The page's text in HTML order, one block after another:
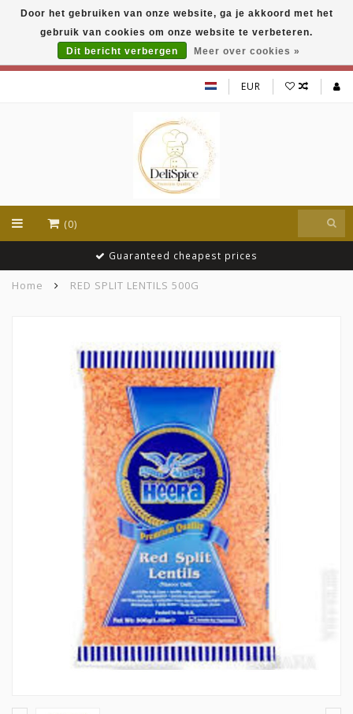
DeliSpice is your online Indian grocery shop with
exclusive brands like Daawat, Suhana, DeliSpice
and many more !!!
EUR
(0)
Guaranteed cheapest prices
Home RED SPLIT LENTILS 500G
Door het gebruiken van onze website, ga je akkoord met het
gebruik van cookies om onze website te verbeteren.
Dit bericht verbergen
Meer over cookies »